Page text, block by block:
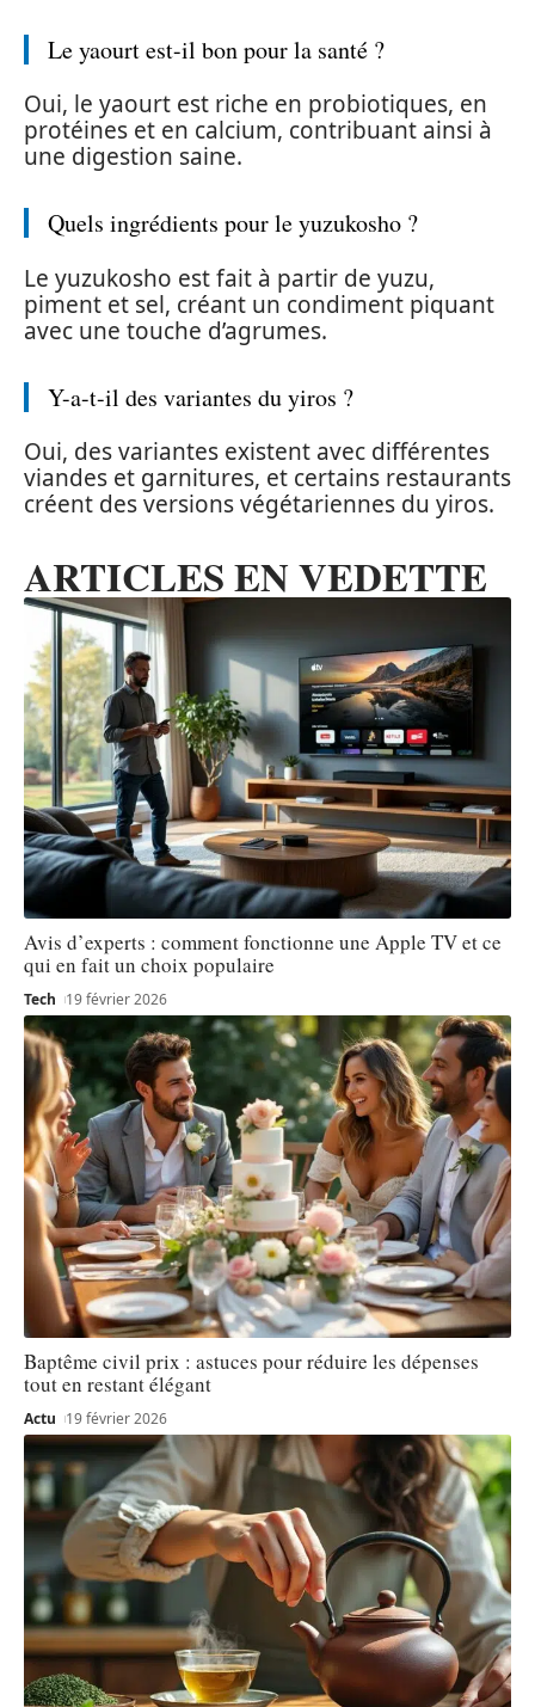
Le yaourt est-il bon pour la santé ?
Oui, le yaourt est riche en probiotiques, en
protéines et en calcium, contribuant ainsi à
une digestion saine.
Quels ingrédients pour le yuzukosho ?
Le yuzukosho est fait à partir de yuzu,
piment et sel, créant un condiment piquant
avec une touche d’agrumes.
Y-a-t-il des variantes du yiros ?
Oui, des variantes existent avec différentes
viandes et garnitures, et certains restaurants
créent des versions végétariennes du yiros.
ARTICLES EN VEDETTE
Avis d’experts : comment fonctionne une Apple TV et ce
qui en fait un choix populaire
Tech 19 février 2026
Baptême civil prix : astuces pour réduire les dépenses
tout en restant élégant
Actu 19 février 2026